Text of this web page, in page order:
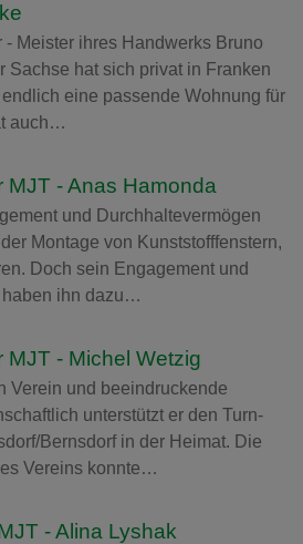
- Meister ihres Handwerks Bruno
Sachse hat sich privat in Franken
eine passende Wohnung für
auch…
MJT - Anas Hamonda
und Durchhaltevermögen
Montage von Kunststofffenstern,
Doch sein Engagement und
haben ihn dazu…
MJT - Michel Wetzig
Verein und beeindruckende
unterstützt er den Turn-
Bernsdorf in der Heimat. Die
Vereins konnte…
- Alina Lyshak